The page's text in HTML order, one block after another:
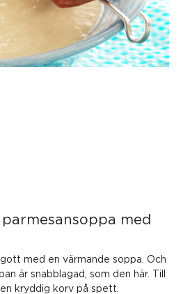
med
med en värmande soppa. Och
är snabblagad, som den här. Till
kryddig korv på spett.